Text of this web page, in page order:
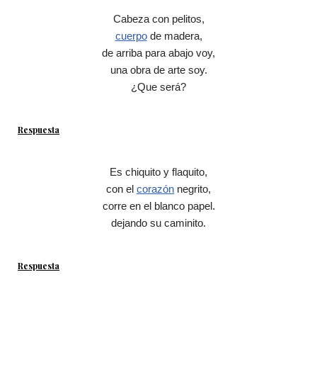
Cabeza con pelitos,
cuerpode madera,
de arriba para abajo voy,
una obra de arte soy.
¿Que será?
Respuesta
Es chiquito y flaquito,
con el corazón negrito,
corre en el blanco papel.
dejando su caminito.
Respuesta